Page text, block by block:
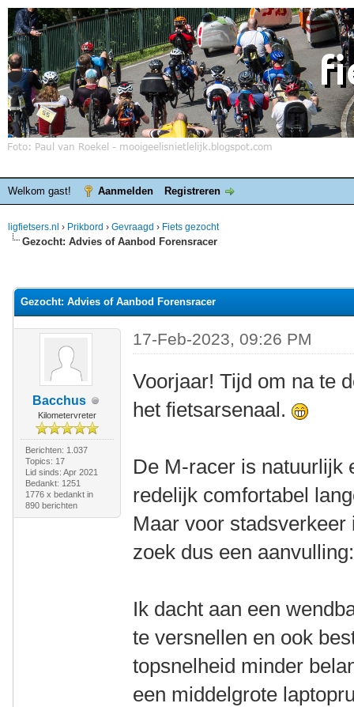
Welkom gast! Aanmelden Registreren
ligfietsers.nl › Prikbord › Gevraagd › Fiets gezocht
Gezocht: Advies of Aanbod Forensracer
Gezocht: Advies of Aanbod Forensracer
Bacchus
Kilometervreter
Berichten: 1.037
Topics: 17
Lid sinds: Apr 2021
Bedankt: 1251
1776 x bedankt in
890 berichten
17-Feb-2023, 09:26 PM
Voorjaar! Tijd om na te
het fietsarsenaal.
De M-racer is natuurlijk
redelijk comfortabel
Maar voor
zoek dus een aanvulling:
Ik dacht aan een
te versnellen en ook
topsnelheid minder
een middelgrote